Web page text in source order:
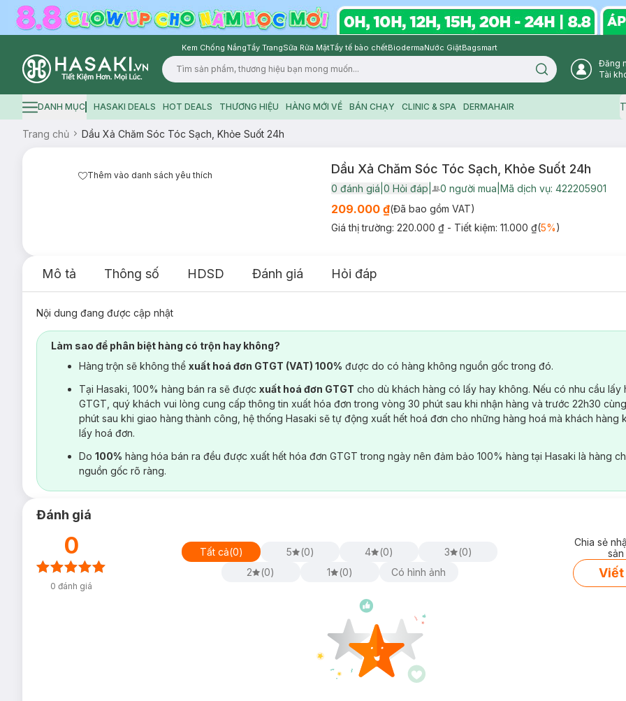
Kem Chống NắngTẩy TrangSữa Rửa MặtTẩy tế bào chếtBiodermaNước GiặtBagsmart
Logo
Search icon
Đăng
Tài
Hamburger icon
DANH MỤC HASAKI DEALS HOT DEALS THƯƠNG HIỆU HÀNG MỚI VỀ BÁN CHẠY CLINIC & SPA DERMAHAIR
Trang chủ Dầu Xả Chăm Sóc Tóc Sạch, Khỏe Suốt 24h
Thêm vào danh sách yêu thích Dầu Xả Chăm Sóc Tóc Sạch, Khỏe Suốt 24h
0 đánh giá 0 Hỏi đáp User Product Icon
0 người mua Mã dịch vụ: 422205901
209.000 ₫(Đã bao gồm VAT)
Giá thị trường: 220.000 ₫ - Tiết kiệm: 11.000 ₫(5%)
Mô tả Thông số HDSD Đánh giá Hỏi đáp
Nội dung đang được cập nhật
Làm sao để phân biệt hàng có trộn hay không?
Hàng trộn sẽ không thể xuất hoá đơn GTGT (VAT) 100% được do có hàng không nguồn gốc trong đó.
Tại Hasaki, 100% hàng bán ra sẽ được xuất hoá đơn GTGT cho dù khách hàng có lấy hay không. Nếu có nhu cầu lấy
GTGT, quý khách vui lòng cung cấp thông tin xuất hóa đơn trong vòng 30 phút sau khi nhận hàng và trước 22h30
phút sau khi giao hàng thành công, hệ thống Hasaki sẽ tự động xuất hết hoá đơn cho những hàng hoá mà khách hàng
lấy hoá đơn.
Do 100% hàng hóa bán ra đều được xuất hết hóa đơn GTGT trong ngày nên đảm bảo 100% hàng tại Hasaki là hàng
nguồn gốc rõ ràng.
Đánh giá
0
0 đánh giá
Tất cả(0) 5 (0) 4 (0) 3 (0)
2
(0) 1 (0) Có hình ảnh
Chia sẻ
Viết